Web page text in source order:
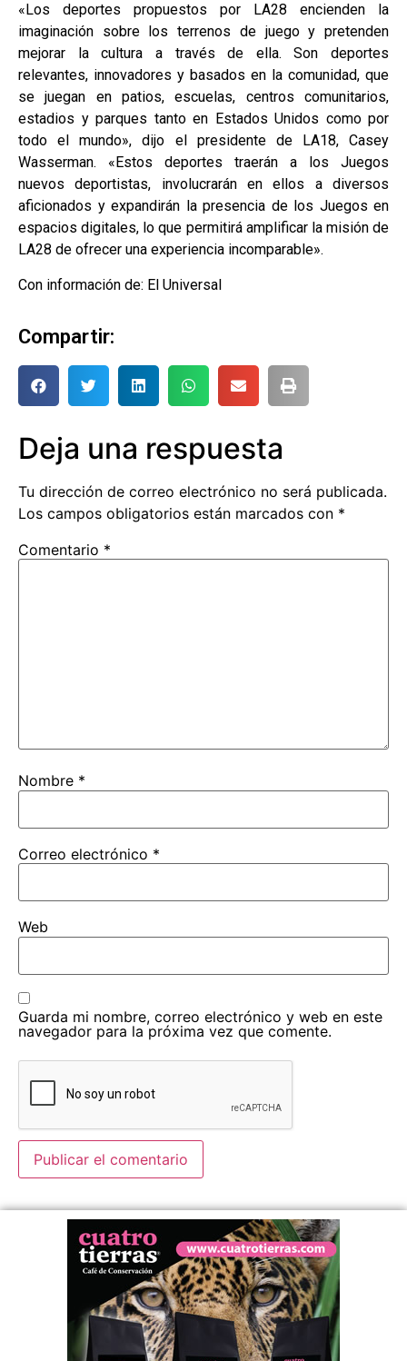
«Los deportes propuestos por LA28 encienden la
imaginación sobre los terrenos de juego y pretenden
mejorar la cultura a través de ella. Son deportes
relevantes, innovadores y basados en la comunidad, que
se juegan en patios, escuelas, centros comunitarios,
estadios y parques tanto en Estados Unidos como por
todo el mundo», dijo el presidente de LA18, Casey
Wasserman. «Estos deportes traerán a los Juegos
nuevos deportistas, involucrarán en ellos a diversos
aficionados y expandirán la presencia de los Juegos en
espacios digitales, lo que permitirá amplificar la misión de
LA28 de ofrecer una experiencia incomparable».
Con información de: El Universal
Compartir:
Deja una respuesta
Tu dirección de correo electrónico no será publicada.
Los campos obligatorios están marcados con *
Comentario *
Nombre *
Correo electrónico *
Web
Guarda mi nombre, correo electrónico y web en este
navegador para la próxima vez que comente.